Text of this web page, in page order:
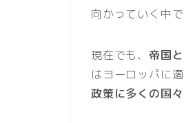
向かっていく中
現在でも、 帝国
はヨーロッパに
政策に多くの国